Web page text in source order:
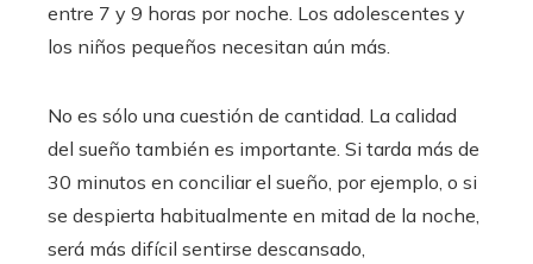
entre 7 y 9 horas por noche. Los adolescentes y
los niños pequeños necesitan aún más.
No es sólo una cuestión de cantidad. La calidad
del sueño también es importante. Si tarda más de
30 minutos en conciliar el sueño, por ejemplo, o si
se despierta habitualmente en mitad de la noche,
será más difícil sentirse descansado,